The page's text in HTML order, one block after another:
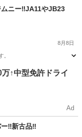
ニー‼️JA11やJB23
8月8日
。
万↑中型免許ドライ
Ad
‼️新古品‼️